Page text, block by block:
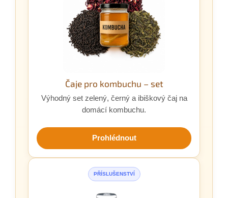
Čaje pro kombuchu – set
Výhodný set zelený, černý a ibiškový čaj na
domácí kombuchu.
Prohlédnout
PŘÍSLUŠENSTVÍ